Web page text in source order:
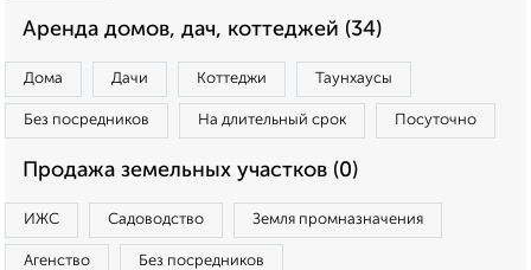
Аренда домов, дач, коттеджей (34)
Дома Дачи Коттеджи Таунхаусы
Без посредников На длительный срок Посуточно
Продажа земельных участков (0)
ИЖС Садоводство Земля промназначения
Агенство Без посредников